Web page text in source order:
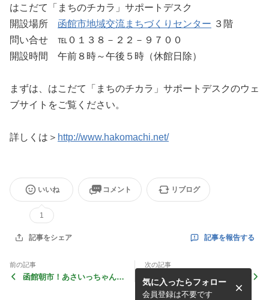
はこだて「まちのチカラ」サポートデスク
開設場所 函館市地域交流まちづくりセンター ３階
問い合せ ℡０１３８－２２－９７００
開設時間 午前８時～午後５時（休館日除）
まずは、はこだて「まちのチカラ」サポートデスクのウェ
ブサイトをご覧ください。
詳しくは＞ http://www.hakomachi.net/
いいね
1
コメント リブログ
記事をシェア 記事を報告する
前の記事
函館朝市！あさいっちゃん日
次の記事
函館市が「地域でつくる小さ
な旅」体験型観光プログラム
を募集
気に入ったらフォロー
会員登録は不要です